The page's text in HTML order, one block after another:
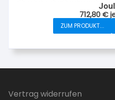
712,80€
ZUM PRODUKT...
Vertrag widerrufen